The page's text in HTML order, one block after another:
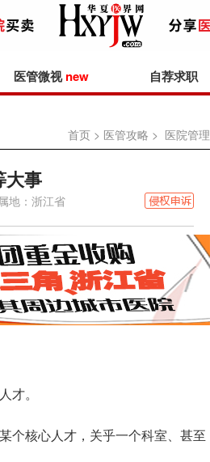
医管微视new 自荐求职
首页 > 医管攻略 > 医院管理
大事
地：浙江省
。
核心人才，关乎一个科室、甚至